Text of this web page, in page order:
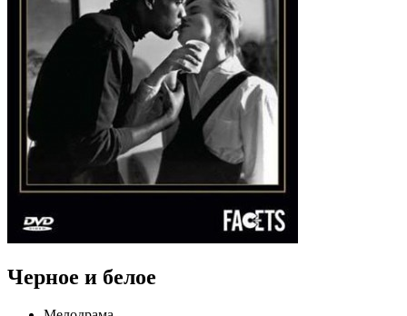
Черное и белое